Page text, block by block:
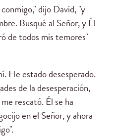
dijo David, "y
Busqué al Señor, y Él
de todos mis temores"
He estado desesperado.
de la desesperación,
rescató. Él se ha
en el Señor, y ahora